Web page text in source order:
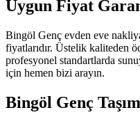
Uygun Fiyat
Bingöl Genç evden eve
fiyatlarıdır. Üstelik kaliteden
profesyonel standartlarda
için hemen bizi arayın.
Bingöl Genç